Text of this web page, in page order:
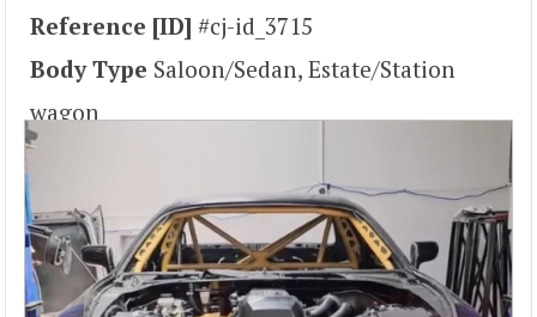
Reference [ID] #cj-id_3715
Body Type Saloon/Sedan, Estate/Station
wagon